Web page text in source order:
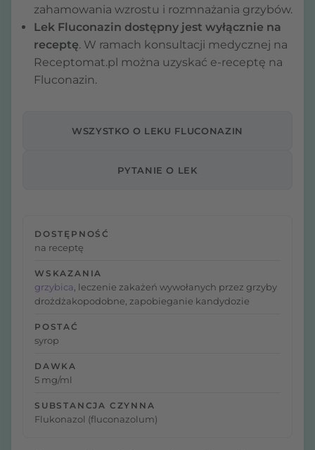
zahamowania wzrostu i rozmnażania grzybów.
Lek Fluconazin dostępny jest wyłącznie na
receptę. W ramach konsultacji medycznej na
Receptomat.pl można uzyskać e-receptę na
Fluconazin.
WSZYSTKO O LEKU FLUCONAZIN
PYTANIE O LEK
DOSTĘPNOŚĆ
na receptę
WSKAZANIA
grzybica , leczenie zakażeń wywołanych przez grzyby
drożdżakopodobne, zapobieganie kandydozie
POSTAĆ
syrop
DAWKA
5 mg/ml
SUBSTANCJA CZYNNA
Flukonazol (fluconazolum)